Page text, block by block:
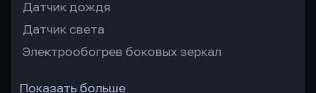
Датчик дождя
Датчик света
Электрообогрев боковых зеркал
Показать больше